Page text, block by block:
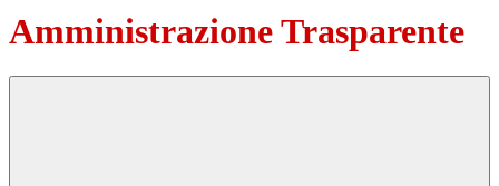
Amministrazione Trasparente